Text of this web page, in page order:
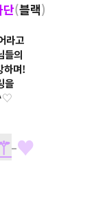
단(블랙)
라고
들의
하며!
을
♡
♥